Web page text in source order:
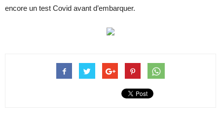
encore un test Covid avant d’embarquer.